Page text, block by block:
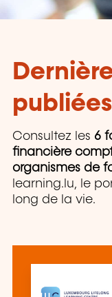
publiées
Consultez les 6
financière
organismes de
learning.lu, le
long de la vie.